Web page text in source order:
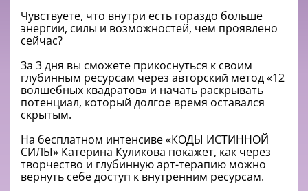
Чувствуете, что внутри есть гораздо больше
энергии, силы и возможностей, чем проявлено
сейчас?
За 3 дня вы сможете прикоснуться к своим
глубинным ресурсам через авторский метод «12
волшебных квадратов» и начать раскрывать
потенциал, который долгое время оставался
скрытым.
На бесплатном интенсиве «КОДЫ ИСТИННОЙ
СИЛЫ» Катерина Куликова покажет, как через
творчество и глубинную арт-терапию можно
вернуть себе доступ к внутренним ресурсам.